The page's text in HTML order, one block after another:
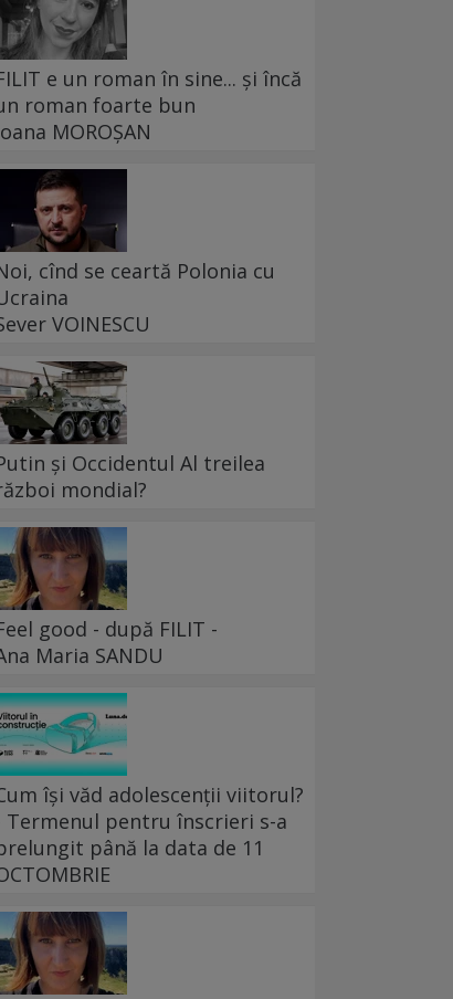
e un roman în sine... și încă
roman foarte bun
MOROȘAN
cînd se ceartă Polonia cu
VOINESCU
și Occidentul Al treilea
mondial?
good - după FILIT -
Maria SANDU
își văd adolescenții viitorul?
Termenul pentru înscrieri s-a
până la data de 11